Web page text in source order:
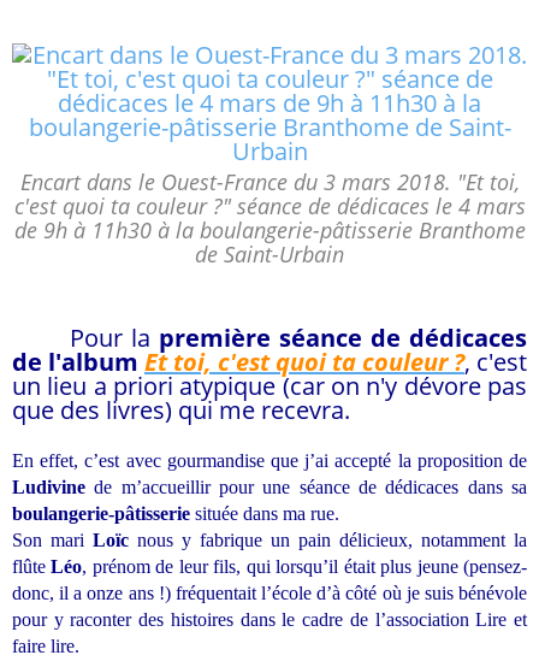
Encart dans le Ouest-France du 3 mars 2018. "Et toi,
c'est quoi ta couleur ?" séance de dédicaces le 4 mars
de 9h à 11h30 à la boulangerie-pâtisserie Branthome
de Saint-Urbain
Pour la première séance de dédicaces
de l'album Et toi, c'est quoi ta couleur ?, c'est
un lieu a priori atypique (car on n'y dévore pas
que des livres) qui me recevra.
En effet, c’est avec gourmandise que j’ai accepté la proposition de
Ludivine de m’accueillir pour une séance de dédicaces dans sa
boulangerie-pâtisserie située dans ma rue.
Son mari Loïc nous y fabrique un pain délicieux, notamment la
flûteLéo, prénom de leur fils, qui lorsqu’il était plus jeune (pensez-
donc, il a onze ans !) fréquentait l’école d’à côté où je suis bénévole
pour y raconter des histoires dans le cadre de l’association Lire et
faire lire.